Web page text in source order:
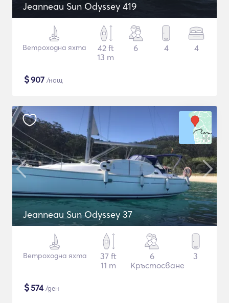
Jeanneau Sun Odyssey 419
Ветроходна яхта
42 ft
13 m
6 4 4
$907 /нощ
Jeanneau Sun Odyssey 37
Ветроходна яхта
37 ft
11 m
6
Кръстосване
3
$574/ден